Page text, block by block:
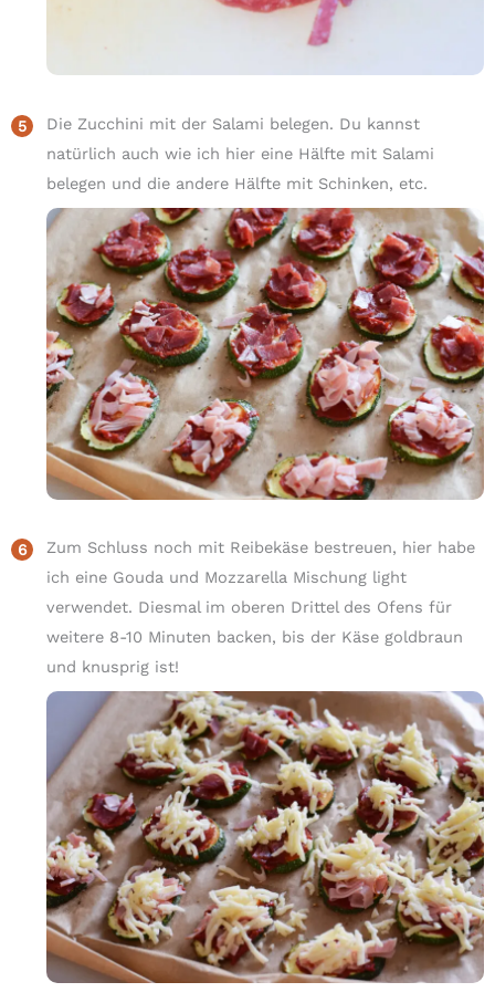
Die Zucchini mit der Salami belegen. Du kannst
natürlich auch wie ich hier eine Hälfte mit Salami
belegen und die andere Hälfte mit Schinken, etc.
Zum Schluss noch mit Reibekäse bestreuen, hier habe
ich eine Gouda und Mozzarella Mischung light
verwendet. Diesmal im oberen Drittel des Ofens für
weitere 8-10 Minuten backen, bis der Käse goldbraun
und knusprig ist!